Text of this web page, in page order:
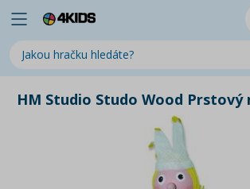
HM Studio Studo Wood Prstový